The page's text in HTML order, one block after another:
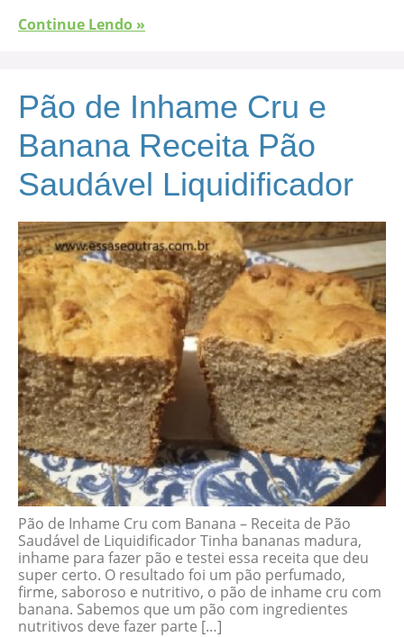
Continue Lendo »
Pão de Inhame Cru e
Banana Receita Pão
Saudável Liquidificador
Pão de Inhame Cru com Banana – Receita de Pão
Saudável de Liquidificador Tinha bananas madura,
inhame para fazer pão e testei essa receita que deu
super certo. O resultado foi um pão perfumado,
firme, saboroso e nutritivo, o pão de inhame cru com
banana. Sabemos que um pão com ingredientes
nutritivos deve fazer parte […]